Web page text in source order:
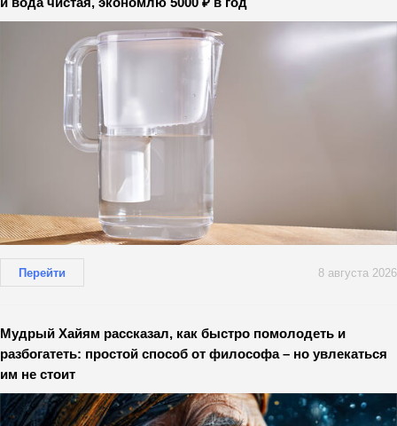
Перейти 8 августа 2026
Мудрый Хайям рассказал, как быстро помолодеть и
разбогатеть: простой способ от философа – но увлекаться
им не стоит